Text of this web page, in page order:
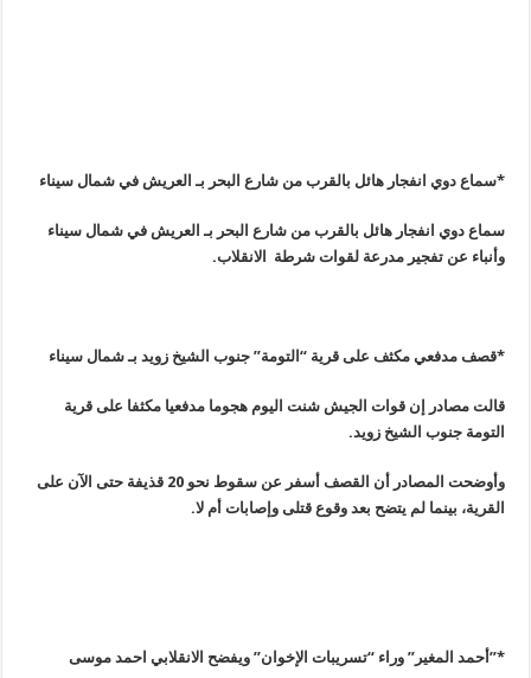
*سماع دوي انفجار هائل بالقرب من شارع البحر بـ العريش في شمال سيناء
سماع دوي انفجار هائل بالقرب من شارع البحر بـ العريش في شمال سيناء
وأنباء عن تفجير مدرعة لقوات شرطة الانقلاب.
*قصف مدفعي مكثف على قرية “التومة” جنوب الشيخ زويد بـ شمال سيناء
قالت مصادر إن قوات الجيش شنت اليوم هجوما مدفعيا مكثفا على قرية
التومة جنوب الشيخ زويد.
وأوضحت المصادر أن القصف أسفر عن سقوط نحو 20 قذيفة حتى الآن على
القرية، بينما لم يتضح بعد وقوع قتلى وإصابات أم لا.
*”أحمد المغير” وراء “تسريبات الإخوان” ويفضح الانقلابي احمد موسى